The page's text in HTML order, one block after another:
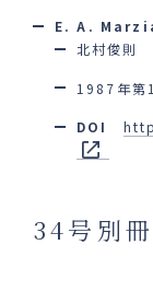
E. A.
北村俊則
1987年第
DOI
34号別冊